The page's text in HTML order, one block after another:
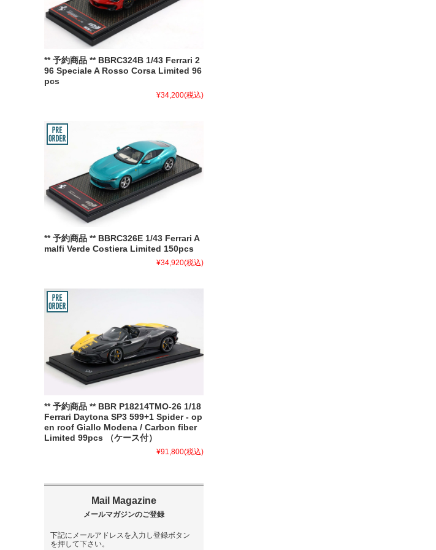
** 予約商品 ** BBRC324B 1/43 Ferrari 2
96 Speciale A Rosso Corsa Limited 96
pcs
¥34,200(税込)
** 予約商品 ** BBRC326E 1/43 Ferrari A
malfi Verde Costiera Limited 150pcs
¥34,920(税込)
** 予約商品 ** BBR P18214TMO-26 1/18
Ferrari Daytona SP3 599+1 Spider - op
en roof Giallo Modena / Carbon fiber
Limited 99pcs （ケース付）
¥91,800(税込)
下記にメールアドレスを入力し登録ボタン
を押して下さい。